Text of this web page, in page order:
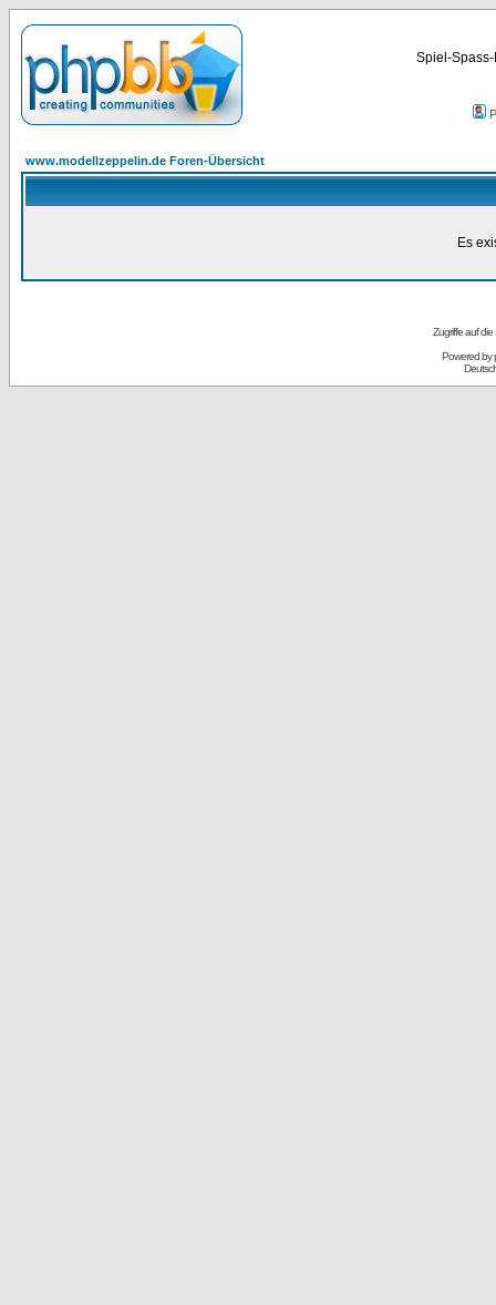
Spiel-
www.modellzeppelin.de Foren-Übersicht
Es
Zugriffe auf
Powered by